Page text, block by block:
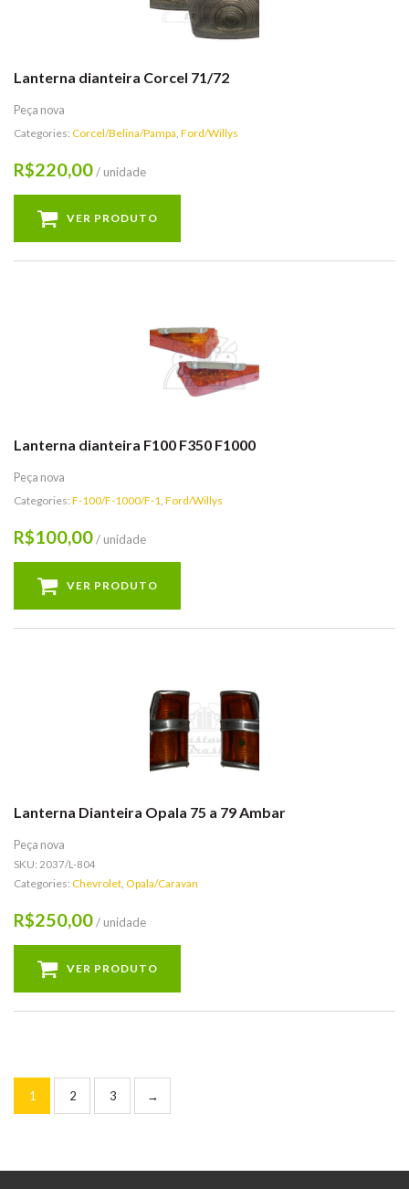
Lanterna dianteira Corcel 71/72
Peça nova
Categories: Corcel/Belina/Pampa, Ford/Willys
R$220,00/ unidade
VER PRODUTO
Lanterna dianteira F100 F350 F1000
Peça nova
Categories: F-100/F-1000/F-1, Ford/Willys
R$100,00/ unidade
VER PRODUTO
Lanterna Dianteira Opala 75 a 79 Ambar
Peça nova
SKU: 2037/L-804
Categories: Chevrolet, Opala/Caravan
R$250,00/ unidade
VER PRODUTO
1 2 3 →